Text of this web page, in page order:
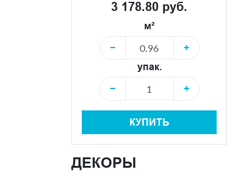
3 178.80 руб.
м²
−
+
упак.
−
+
КУПИТЬ
ДЕКОРЫ